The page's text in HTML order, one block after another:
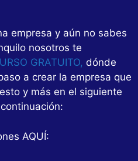
empresa y aún no sabes
nosotros te
GRATUITO, dónde
a crear la empresa que
y más en el siguiente
AQUÍ: